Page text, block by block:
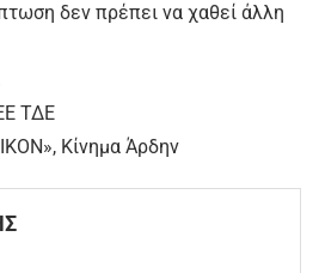
δεν πρέπει να χαθεί άλλη
ΤΔΕ
Κίνημα Άρδην